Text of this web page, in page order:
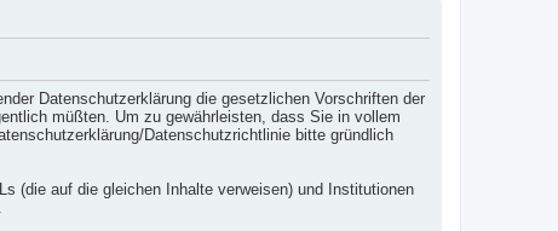
Datenschutzerklärung die gesetzlichen Vorschriften der
müßten. Um zu gewährleisten, dass Sie in vollem
Datenschutzrichtlinie bitte gründlich
(die auf die gleichen Inhalte verweisen) und Institutionen